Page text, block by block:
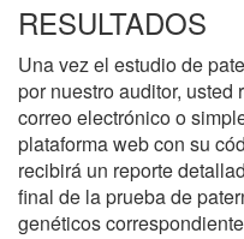
RESULTADOS
Una vez el estudio de
por nuestro auditor,
correo electrónico o
plataforma web con su
recibirá un reporte
final de la prueba de
genéticos